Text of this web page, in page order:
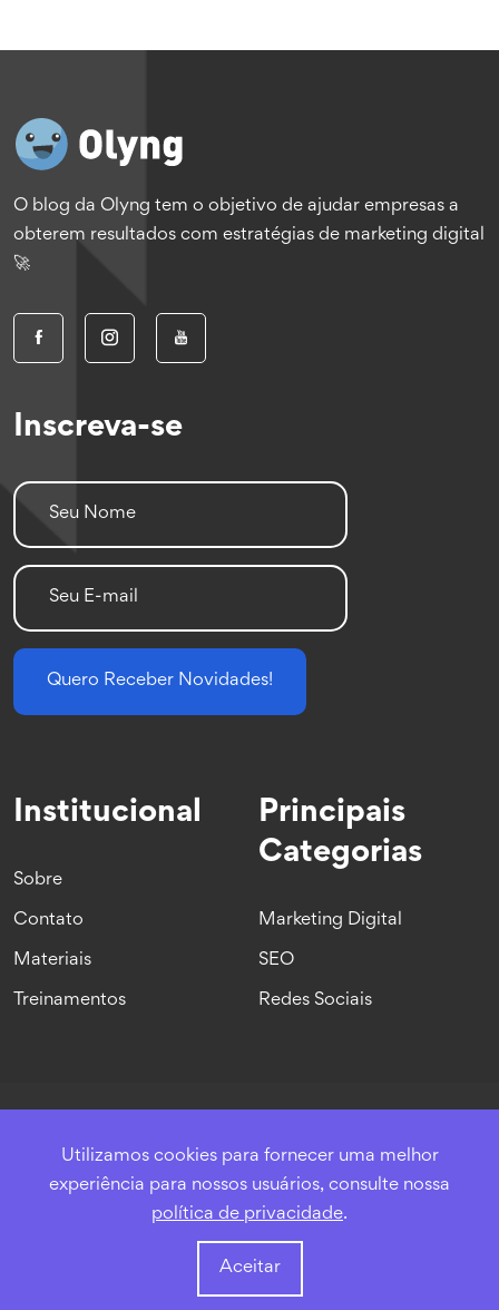
O blog da Olyng tem o objetivo de ajudar empresas a
obterem resultados com estratégias de marketing digital
🚀
Inscreva-se
Quero Receber Novidades!
Institucional
Sobre
Contato
Materiais
Treinamentos
Principais
Categorias
Marketing Digital
SEO
Redes Sociais
© 2017-2026 Olyng
Ir para o Topo
Utilizamos cookies para fornecer uma melhor
experiência para nossos usuários, consulte nossa
política de privacidade.
Aceitar